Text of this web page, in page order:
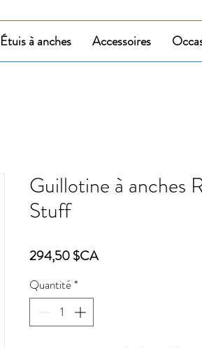
Étuis à anches Accessoires
Guillotine à anches
Stuff
294,50 $CAPrix
Quantité*